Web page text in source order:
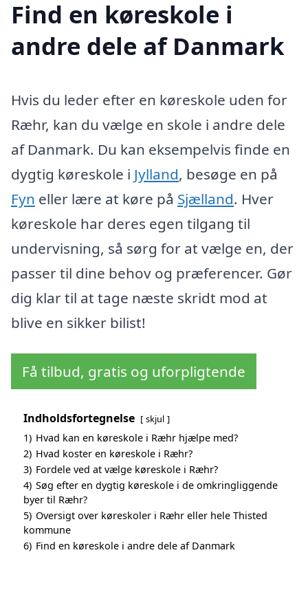
Find en køreskole i
andre dele af Danmark
Hvis du leder efter en køreskole uden for
Ræhr, kan du vælge en skole i andre dele
af Danmark. Du kan eksempelvis finde en
dygtig køreskole i Jylland, besøge en på
Fyn eller lære at køre på Sjælland. Hver
køreskole har deres egen tilgang til
undervisning, så sørg for at vælge en, der
passer til dine behov og præferencer. Gør
dig klar til at tage næste skridt mod at
blive en sikker bilist!
Få tilbud, gratis og uforpligtende
Indholdsfortegnelse skjul
1) Hvad kan en køreskole i Ræhr hjælpe med?
2) Hvad koster en køreskole i Ræhr?
3) Fordele ved at vælge køreskole i Ræhr?
4) Søg efter en dygtig køreskole i de omkringliggende
byer til Ræhr?
5) Oversigt over køreskoler i Ræhr eller hele Thisted
kommune
6) Find en køreskole i andre dele af Danmark